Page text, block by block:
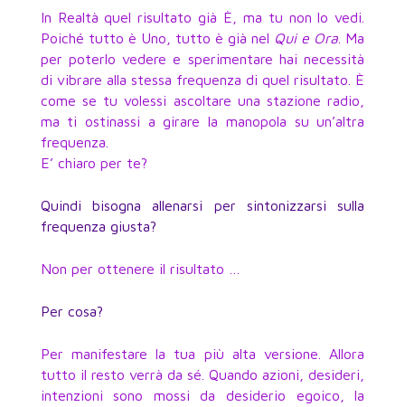
In Realtà quel risultato già È, ma tu non lo vedi.
Poiché tutto è Uno, tutto è già nel Qui e Ora . Ma
per poterlo vedere e sperimentare hai necessità
di vibrare alla stessa frequenza di quel risultato. È
come se tu volessi ascoltare una stazione radio,
ma ti ostinassi a girare la manopola su un’altra
frequenza.
E’ chiaro per te?
Quindi bisogna allenarsi per sintonizzarsi sulla
frequenza giusta?
Non per ottenere il risultato …
Per cosa?
Per manifestare la tua più alta versione. Allora
tutto il resto verrà da sé. Quando azioni, desideri,
intenzioni sono mossi da desiderio egoico, la